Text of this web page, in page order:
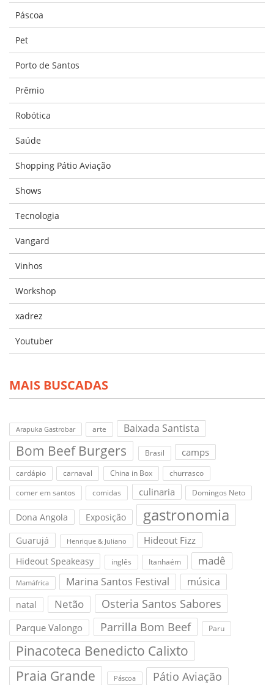
Páscoa
Pet
Porto de Santos
Prêmio
Robótica
Saúde
Shopping Pátio Aviação
Shows
Tecnologia
Vangard
Vinhos
Workshop
xadrez
Youtuber
MAIS BUSCADAS
Arapuka Gastrobar arte Baixada Santista
Bom Beef Burgers Brasil camps
cardápio carnaval China in Box
churrasco
comer em santos
comidas culinaria Domingos Neto
Dona Angola Exposição gastronomia
Guarujá Henrique & Juliano Hideout Fizz
Hideout Speakeasy inglês Itanhaém madê
Mamáfrica Marina Santos Festival música
natal Netão Osteria Santos Sabores
Parque Valongo Parrilla Bom Beef Paru
Pinacoteca Benedicto Calixto
Praia Grande
Páscoa Pátio Aviação